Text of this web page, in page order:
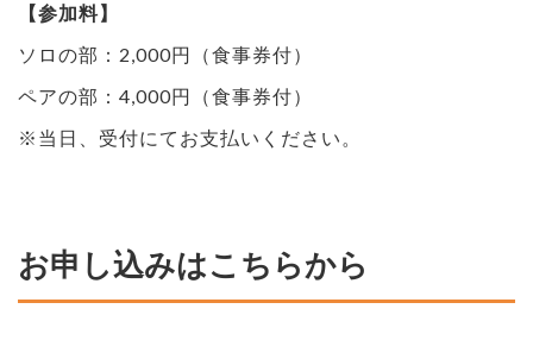
【参加料】
ソロの部：2,000円（食事券付）
ペアの部：4,000円（食事券付）
※当日、受付にてお支払いください。
お申し込みはこちらから